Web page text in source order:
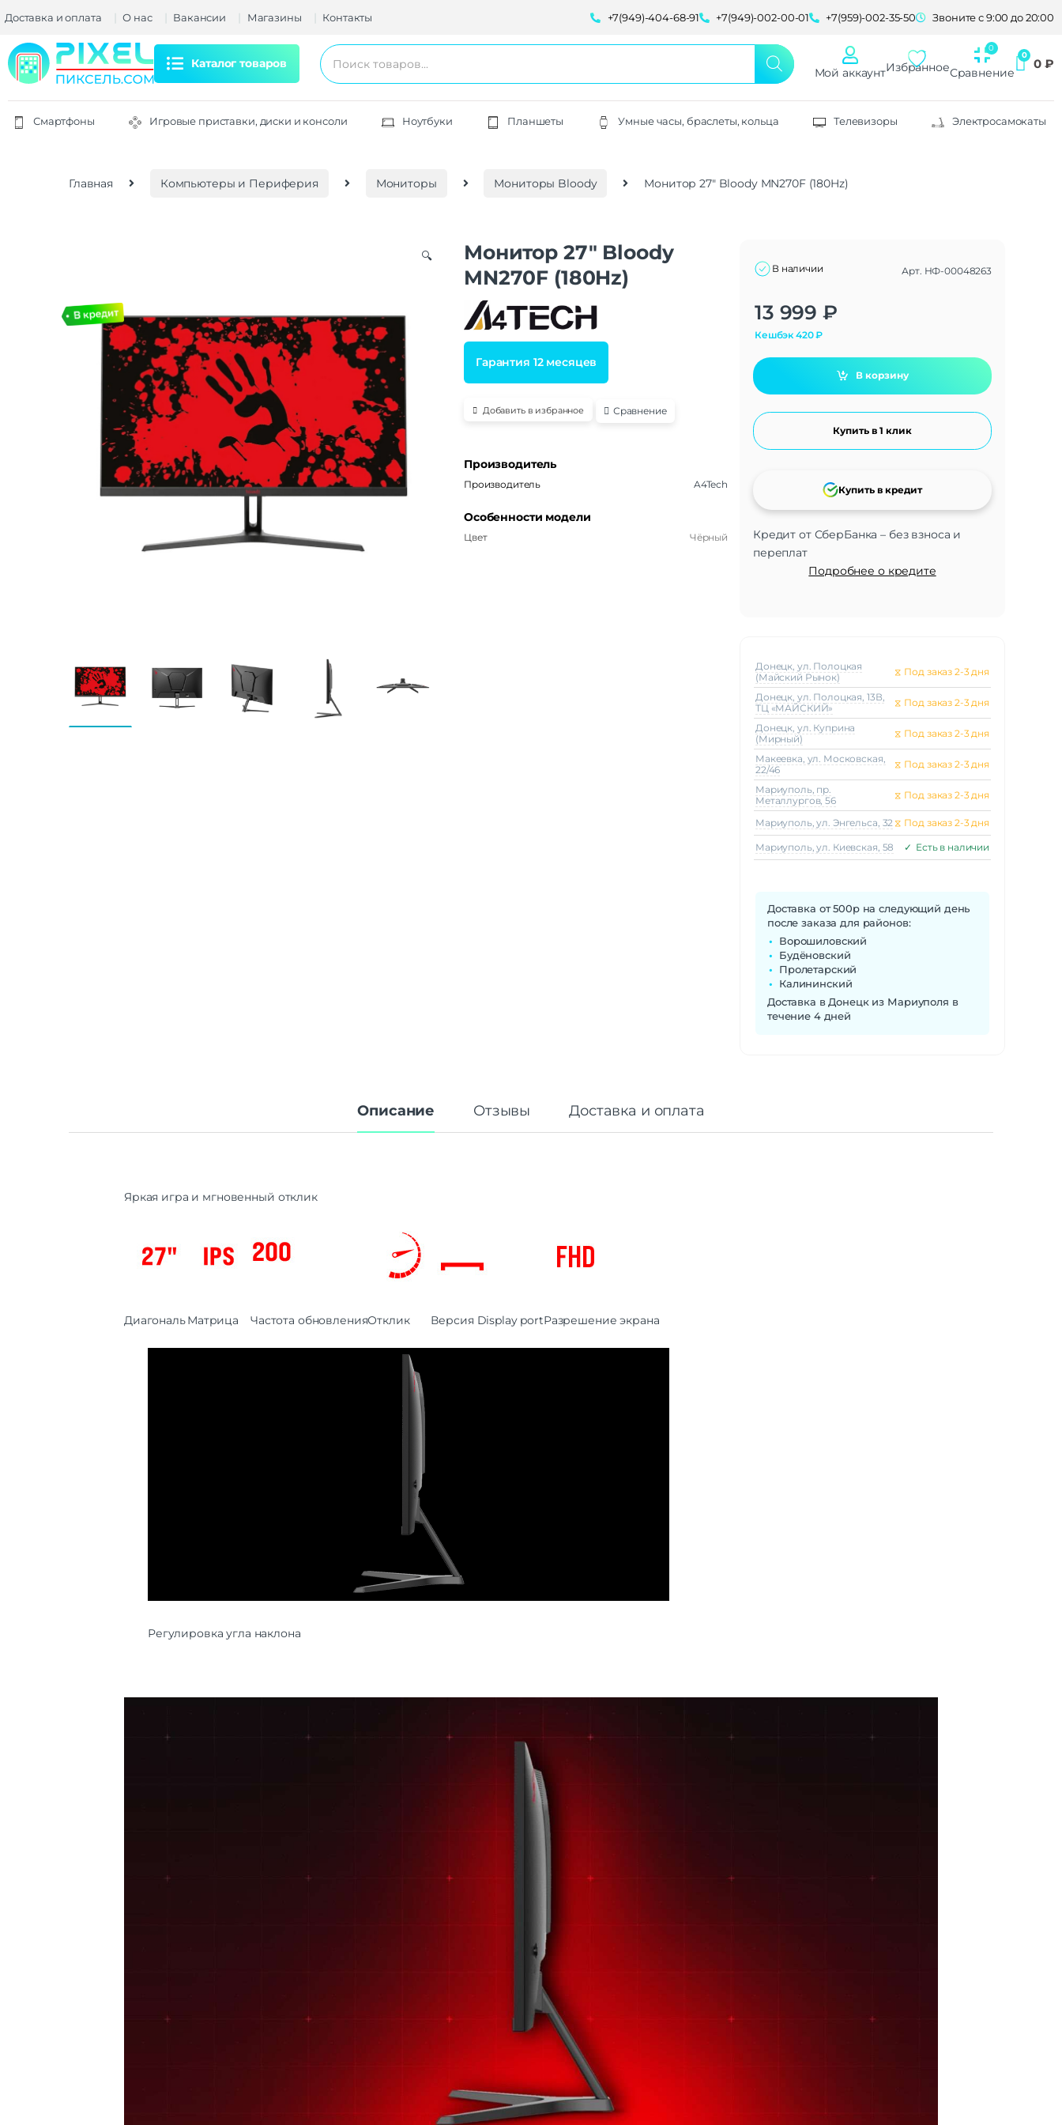
Доставка и оплата О нас Вакансии Магазины Контакты +7(949)-404-68-91 +7(949)-002-00-01 +7(959)-002-35-50 Звоните с 9:00 до 20:00
Каталог товаров
Мой аккаунтИзбранноеСравнение
0 ₽
Смартфоны Игровые приставки, диски и консоли Ноутбуки Планшеты Умные часы, браслеты, кольца Телевизоры Электросамокаты
Главная Компьютеры и Периферия Мониторы Мониторы Bloody Монитор 27″ Bloody MN270F (180Hz)
🔍
Монитор 27″ Bloody
MN270F (180Hz)
Гарантия 12 месяцев
Добавить в избранное Сравнение
Производитель
Производитель A4Tech
Особенности модели
Цвет Чёрный
В наличии Арт. НФ-00048263
13 999 ₽
Кешбэк420₽
В корзину
Купить в 1 клик
Кредит от СберБанка – без взноса и
переплат
Подробнее о кредите
Купить в кредит
Alternative:
Донецк, ул. Полоцкая
(Майский Рынок)
⧖ Под заказ 2-3 дня
Донецк, ул. Полоцкая, 13В,
ТЦ «МАЙСКИЙ»
⧖ Под заказ 2-3 дня
Донецк, ул. Куприна
(Мирный)
⧖ Под заказ 2-3 дня
Макеeвка, ул. Московская,
22/46
⧖ Под заказ 2-3 дня
Мариуполь, пр.
Металлургов, 56
⧖ Под заказ 2-3 дня
Мариуполь, ул. Энгельса, 32 ⧖ Под заказ 2-3 дня
Мариуполь, ул. Киевская, 58 ✓ Есть в наличии
Доставка от 500р на следующий день
после заказа для районов:
Ворошиловский
Будёновский
Пролетарский
Калининский
Доставка в Донецк из Мариуполя в
течение 4 дней
Описание Отзывы Доставка и оплата
Яркая игра и мгновенный отклик
ДиагональМатрица Частота обновленияОтклик Версия Display portРазрешение экрана
Регулировка угла наклона